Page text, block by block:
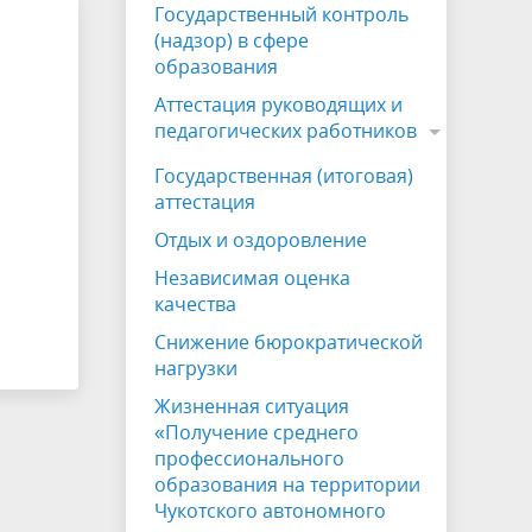
Всероссийская олимпиада
школьников
Меры поддержки педагогам и
обучающимся
Патриотическое воспитание
Социализация и психологическая
адаптация детей иностранных
воспитательной работы
нормативных правовых актов,
содержащих нормы трудового права
Учетная политика
Школа Минпросвещения России
Государственный контроль
(надзор) в сфере
образования
Аттестация руководящих и
педагогических работников
Государственная (итоговая)
аттестация
Отдых и оздоровление
Независимая оценка
качества
Снижение бюрократической
нагрузки
Жизненная ситуация
«Получение среднего
профессионального
образования на территории
Чукотского автономного